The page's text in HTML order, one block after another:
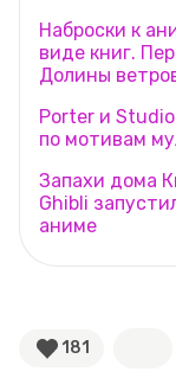
Наброски к
виде книг.
Долины
Porter и
по мотивам
Запахи дома
Ghibli
аниме
181